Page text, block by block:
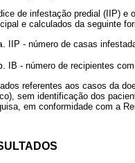
de infestação predial (IIP) e
e calculados da seguinte
IIP - número de casas
IB - número de recipientes
referentes aos casos da
sem identificação dos
em conformidade com a